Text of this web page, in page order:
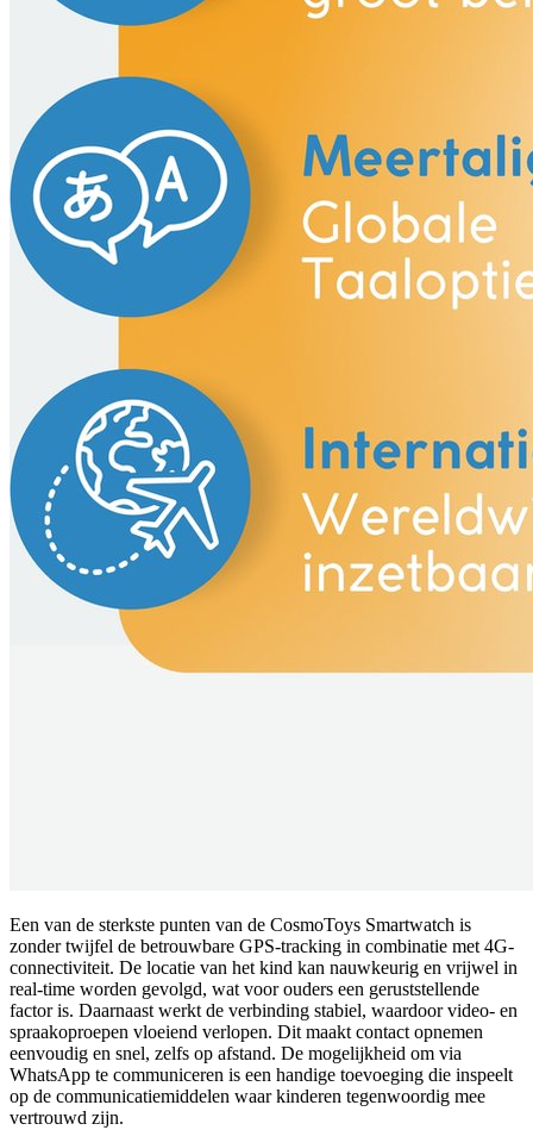
Een van de sterkste punten van de CosmoToys Smartwatch is
zonder twijfel de betrouwbare GPS-tracking in combinatie met 4G-
connectiviteit. De locatie van het kind kan nauwkeurig en vrijwel in
real-time worden gevolgd, wat voor ouders een geruststellende
factor is. Daarnaast werkt de verbinding stabiel, waardoor video- en
spraakoproepen vloeiend verlopen. Dit maakt contact opnemen
eenvoudig en snel, zelfs op afstand. De mogelijkheid om via
WhatsApp te communiceren is een handige toevoeging die inspeelt
op de communicatiemiddelen waar kinderen tegenwoordig mee
vertrouwd zijn.